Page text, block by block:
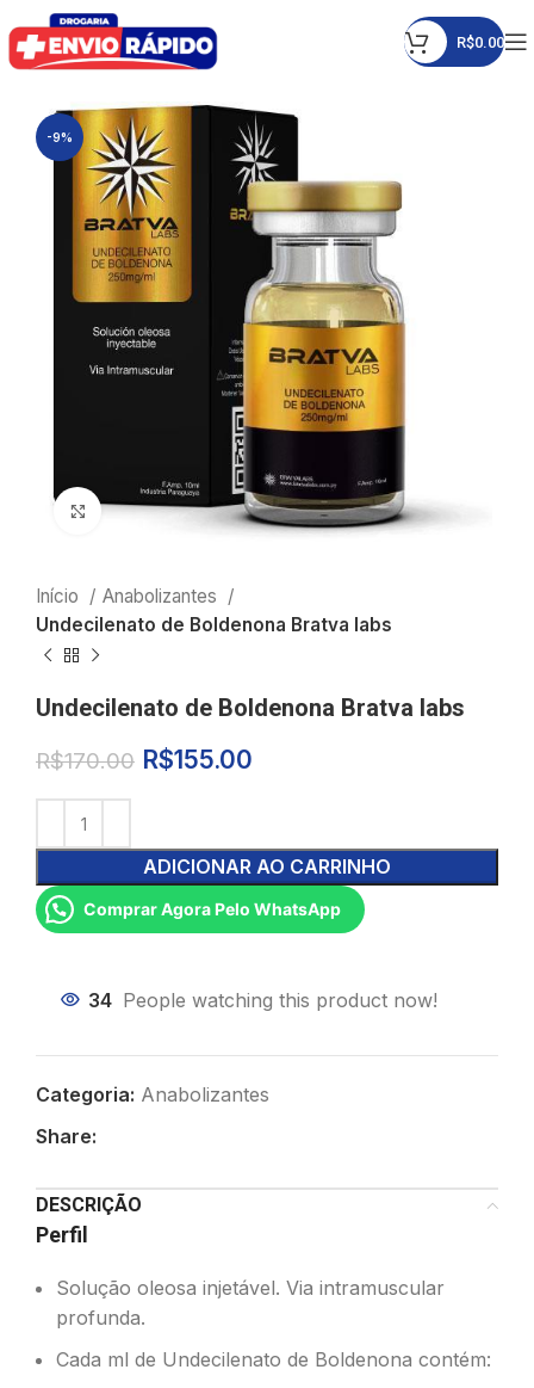
R$0.00
-9%
Click to enlarge
Início
Anabolizantes
Undecilenato de Boldenona Bratva labs
Undecilenato de Boldenona Bratva labs
R$170.00 R$155.00
ADICIONAR AO CARRINHO
Comprar Agora Pelo WhatsApp
34 People watching this product now!
Categoria: Anabolizantes
Share:
DESCRIÇÃO
Perfil
Solução oleosa injetável. Via intramuscular
profunda.
Cada ml de Undecilenato de Boldenona contém: